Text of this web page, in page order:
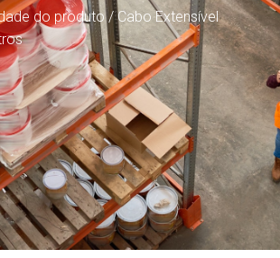
do produto / Cabo Extensível